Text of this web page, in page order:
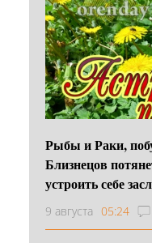
Рыбы и Раки,
Близнецов
устроить себе
9 августа 05:24